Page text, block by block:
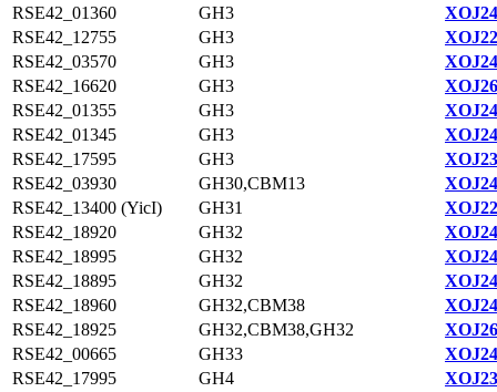
RSE42_01360
GH3
RSE42_12755
GH3
RSE42_03570
GH3
RSE42_16620
GH3
RSE42_01355
GH3
RSE42_01345
GH3
RSE42_17595
GH3
RSE42_03930
GH30,CBM13
RSE42_13400 (YicI)
GH31
RSE42_18920
GH32
RSE42_18995
GH32
RSE42_18895
GH32
RSE42_18960
GH32,CBM38
RSE42_18925
GH32,CBM38,GH32
RSE42_00665
GH33
RSE42_17995
GH4